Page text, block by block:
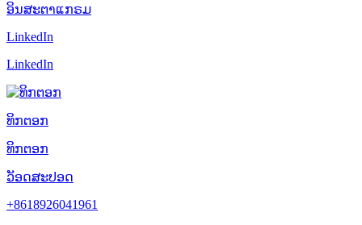
ອິນສະຕາແກຣມ
LinkedIn
LinkedIn
ທິກຕອກ
ທິກຕອກ
ວັອດສະປອດ
+8618926041961